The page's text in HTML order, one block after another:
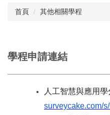
首頁 其他相關學程
學程申請連結
人工智慧與應用學
surveycake.com/